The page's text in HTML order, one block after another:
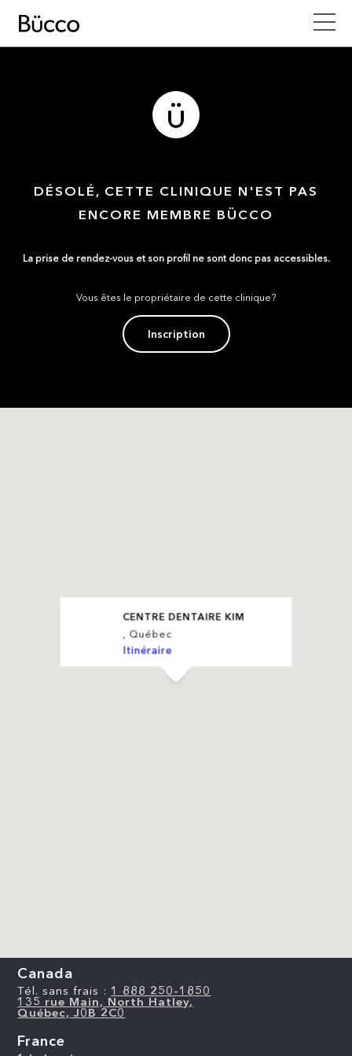
DÉSOLÉ, CETTE CLINIQUE N'EST PAS
ENCORE MEMBRE BÜCCO
La prise de rendez-vous et son profil ne sont donc pas accessibles.
Vous êtes le propriétaire de cette clinique?
Inscription
CENTRE DENTAIRE KIM
, Québec
Itinéraire
Canada
Tél. sans frais : 1 888 250-1850
135 rue Main, North Hatley,
Québec, J0B 2C0
France